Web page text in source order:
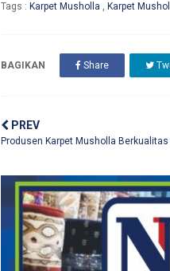
Tags : Karpet Musholla , Karpet
BAGIKAN Share
PREV
Produsen Karpet Musholla